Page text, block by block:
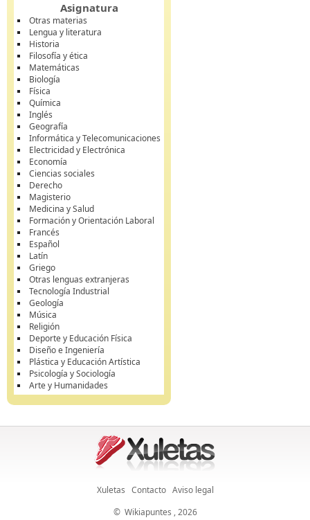
Asignatura
Otras materias
Lengua y literatura
Historia
Filosofía y ética
Matemáticas
Biología
Física
Química
Inglés
Geografía
Informática y Telecomunicaciones
Electricidad y Electrónica
Economía
Ciencias sociales
Derecho
Magisterio
Medicina y Salud
Formación y Orientación Laboral
Francés
Español
Latín
Griego
Otras lenguas extranjeras
Tecnología Industrial
Geología
Música
Religión
Deporte y Educación Física
Diseño e Ingeniería
Plástica y Educación Artística
Psicología y Sociología
Arte y Humanidades
Xuletas Contacto Aviso legal
© Wikiapuntes , 2026